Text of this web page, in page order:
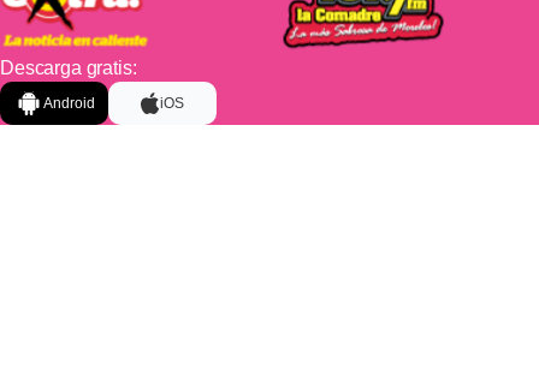
Descarga gratis:
Android iOS